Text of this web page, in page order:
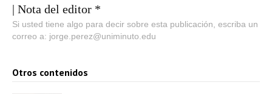
| Nota del editor *
Si usted tiene algo para decir sobre esta publicación, escriba un
correo a: jorge.perez@uniminuto.edu
Otros contenidos